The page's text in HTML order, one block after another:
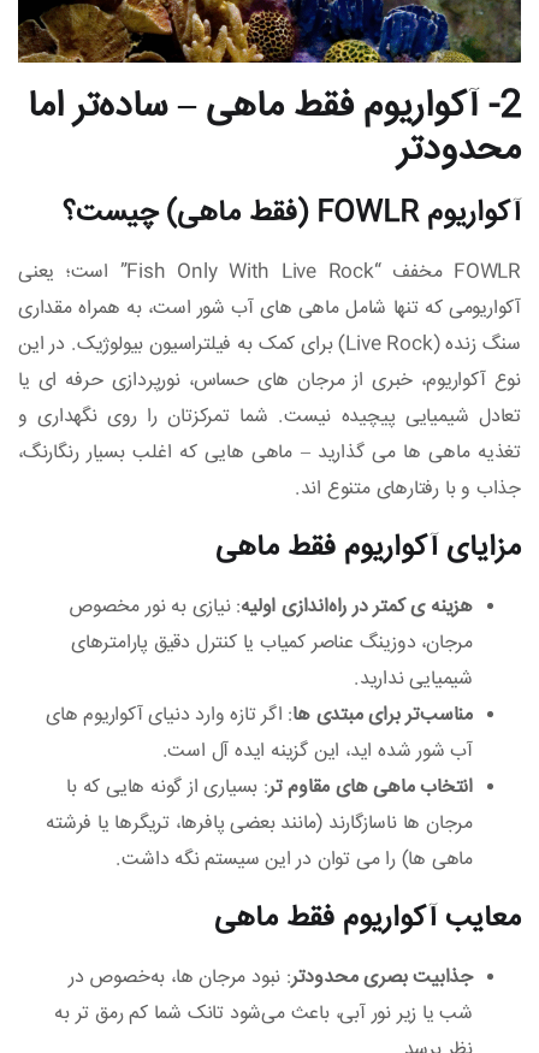
2- آکواریوم فقط ماهی – ساده‌تر اما
محدودتر
آکواریوم FOWLR (فقط ماهی) چیست؟
FOWLR مخفف “Fish Only With Live Rock” است؛ یعنی
آکواریومی که تنها شامل ماهی‌ های آب شور است، به همراه مقداری
سنگ زنده (Live Rock) برای کمک به فیلتراسیون بیولوژیک. در این
نوع آکواریوم، خبری از مرجان‌ های حساس، نورپردازی حرفه‌ ای یا
تعادل شیمیایی پیچیده نیست. شما تمرکزتان را روی نگهداری و
تغذیه ماهی‌ ها می‌ گذارید – ماهی‌ هایی که اغلب بسیار رنگارنگ،
جذاب و با رفتارهای متنوع‌ اند.
مزایای آکواریوم فقط ماهی
هزینه‌ ی کمتر در راه‌اندازی اولیه: نیازی به نور مخصوص
مرجان، دوزینگ عناصر کمیاب یا کنترل دقیق پارامترهای
شیمیایی ندارید.
مناسب‌تر برای مبتدی‌ ها: اگر تازه وارد دنیای آکواریوم‌ های
آب شور شده‌ اید، این گزینه ایده‌ آل است.
انتخاب ماهی‌ های مقاوم‌ تر: بسیاری از گونه‌ هایی که با
مرجان‌ ها ناسازگارند (مانند بعضی پافرها، تریگرها یا فرشته‌
ماهی‌ ها) را می‌ توان در این سیستم نگه داشت.
معایب آکواریوم فقط ماهی
جذابیت بصری محدودتر: نبود مرجان‌ ها، به‌خصوص در
شب یا زیر نور آبی، باعث می‌شود تانک شما کم‌ رمق‌ تر به